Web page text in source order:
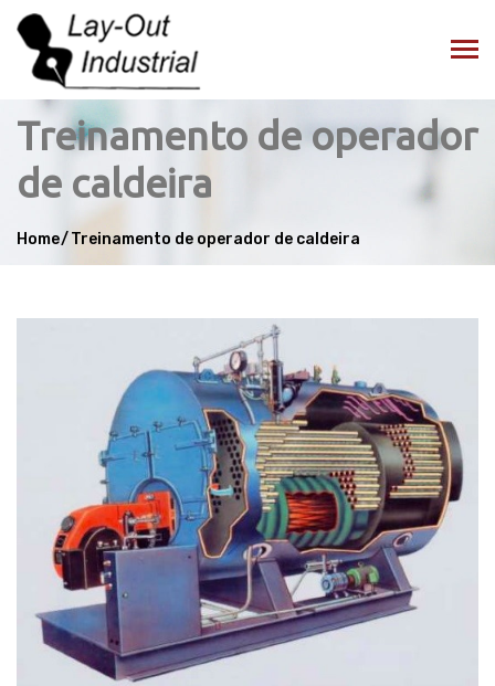
Treinamento de operador
de caldeira
Home Treinamento de operador de caldeira